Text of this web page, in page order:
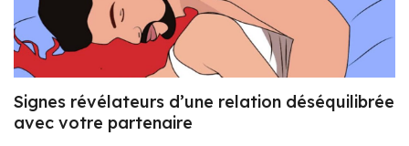
Signes révélateurs d’une relation déséquilibrée
avec votre partenaire